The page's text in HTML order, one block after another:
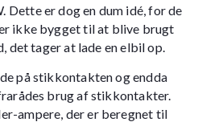
Dette er dog en dum idé, for de
ikke bygget til at blive brugt
det tager at lade en elbil op.
på stikkontakten og endda
brug af stikkontakter.
ampere, der er beregnet til